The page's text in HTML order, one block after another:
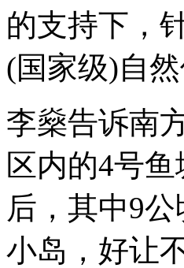
的支持下，
(国家级)自
李燊告诉南
区内的4号
后，其中9
小岛，好让